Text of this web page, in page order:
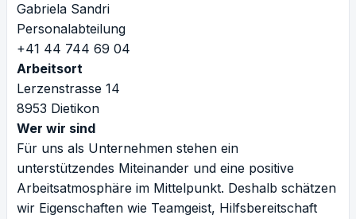
Gabriela Sandri
Personalabteilung
+41 44 744 69 04
Arbeitsort
Lerzenstrasse 14
8953 Dietikon
Wer wir sind
Für uns als Unternehmen stehen ein
unterstützendes Miteinander und eine positive
Arbeitsatmosphäre im Mittelpunkt. Deshalb schätzen
wir Eigenschaften wie Teamgeist, Hilfsbereitschaft